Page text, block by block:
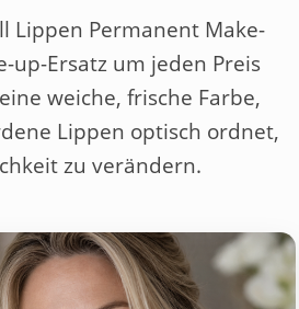
Lippen Permanent Make-
up-Ersatz um jeden Preis
weiche, frische Farbe,
Lippen optisch ordnet,
zu verändern.